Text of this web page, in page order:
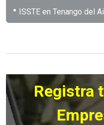
• ISSTE en Tenango del
Registra